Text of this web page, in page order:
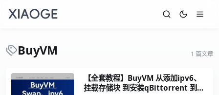
BuyVM 1 篇文章
【全套教程】BuyVM 从添加ipv6、
挂载存储块 到安装qBittorrent 到pt